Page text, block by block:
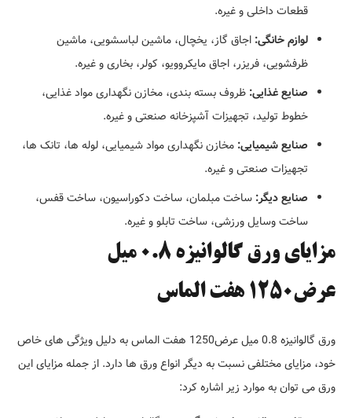
قطعات داخلی و غیره.
لوازم خانگی: اجاق گاز، یخچال، ماشین لباسشویی، ماشین
ظرفشویی، فریزر، اجاق مایکروویو، کولر، بخاری و غیره.
صنایع غذایی: ظروف بسته بندی، مخازن نگهداری مواد غذایی،
خطوط تولید، تجهیزات آشپزخانه صنعتی و غیره.
صنایع شیمیایی: مخازن نگهداری مواد شیمیایی، لوله ها، تانک ها،
تجهیزات صنعتی و غیره.
صنایع دیگر: ساخت مبلمان، ساخت دکوراسیون، ساخت قفس،
ساخت وسایل ورزشی، ساخت تابلو و غیره.
مزایای ورق گالوانیزه 0.8 میل
عرض1250 هفت الماس
ورق گالوانیزه 0.8 میل عرض1250 هفت الماس به دلیل ویژگی های خاص
خود، مزایای مختلفی نسبت به دیگر انواع ورق ها دارد. از جمله مزایای این
ورق می توان به موارد زیر اشاره کرد: